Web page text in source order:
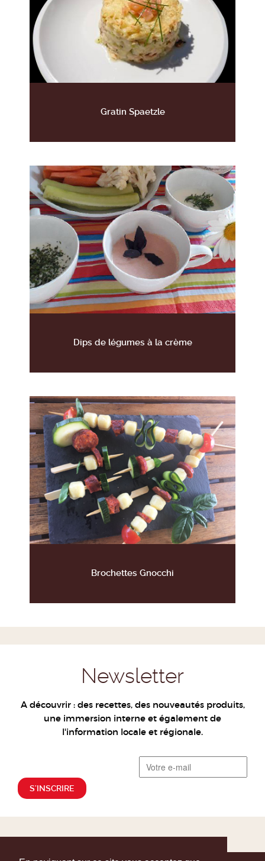
Gratin Spaetzle
Dips de légumes à la crème
Brochettes Gnocchi
Newsletter
A découvrir : des recettes, des nouveautés produits,
une immersion interne et également de
l'information locale et régionale.
S'INSCRIRE